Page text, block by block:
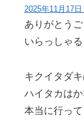
2025年11月17
ありがとうご
いらっしゃ
キクイタダ
ハイタカは
本当に行って